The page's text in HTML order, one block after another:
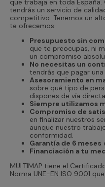
que trabaja en toda
tendrás un servicio de
competitivo. Tenemos un
te ofrecemos:
Presupuesto sin
que te preocupas, ni
un compromiso
No necesitas un
tendrás que pagar
Asesoramiento en
sobre qué tipo de
dispones de vía
Siempre utilizamos
Compromiso de
en finalizar nuestros
aunque nuestro
conformidad.
Garantía de 6 meses
Financiación a tu
MULTIMAP tiene el
Norma UNE-EN ISO 9001